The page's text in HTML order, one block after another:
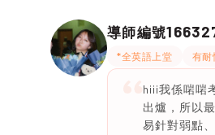
導師編號
*全英語上堂 有耐
hiii我係啱啱
出爐，所以
易針對弱點